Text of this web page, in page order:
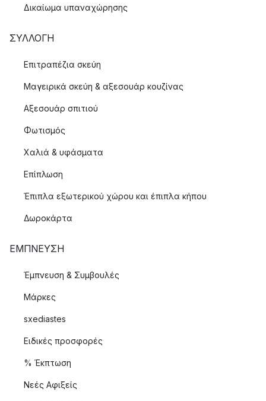
Δικαίωμα υπαναχώρησης
ΣΥΛΛΟΓΉ
Επιτραπέζια σκεύη
Μαγειρικά σκεύη & αξεσουάρ κουζίνας
Αξεσουάρ σπιτιού
Φωτισμός
Χαλιά & υφάσματα
Επίπλωση
Έπιπλα εξωτερικού χώρου και έπιπλα κήπου
Δωροκάρτα
ΈΜΠΝΕΥΣΗ
Έμπνευση & Συμβουλές
Μάρκες
sxediastes
Ειδικές προσφορές
% Έκπτωση
Νεές Αφιξείς